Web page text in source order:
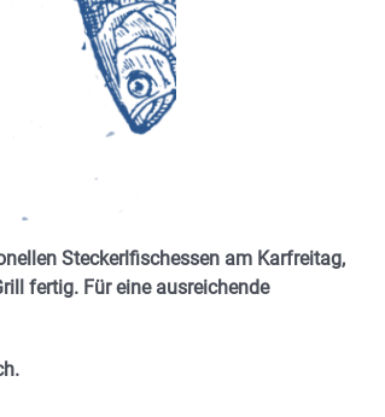
Steckerlfischessen am Karfreitag,
fertig. Für eine ausreichende